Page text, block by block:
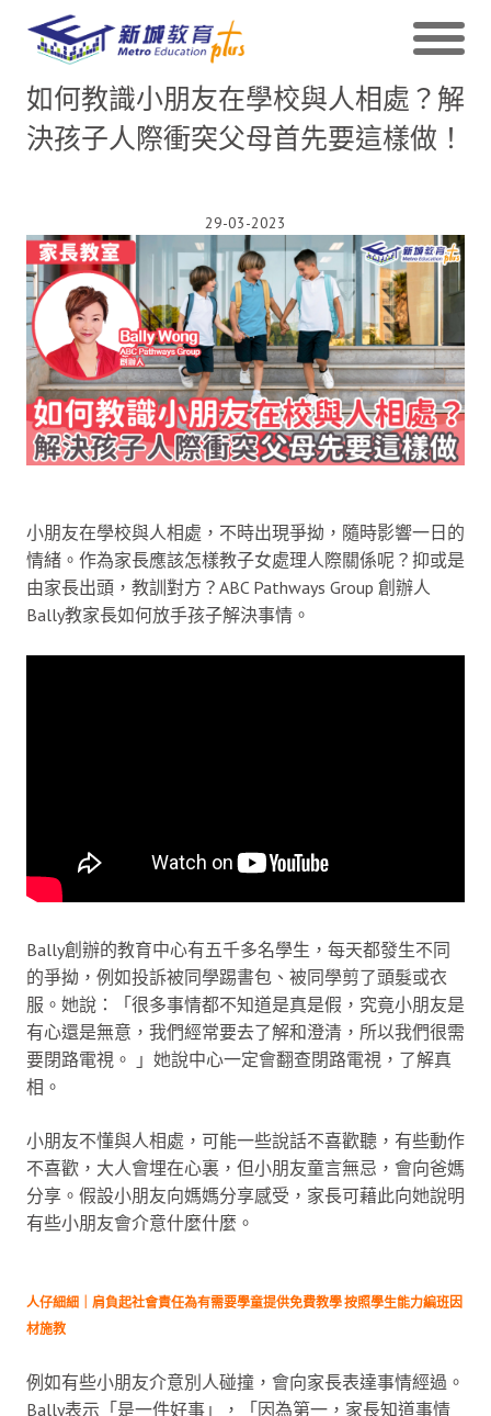
如何教識小朋友在學校與人相處？解
決孩子人際衝突父母首先要這樣做！
29-03-2023
小朋友在學校與人相處，不時出現爭拗，隨時影響一日的
情緒。作為家長應該怎樣教子女處理人際關係呢？抑或是
由家長出頭，教訓對方？ABC Pathways Group 創辦人
Bally教家長如何放手孩子解決事情。
Bally創辦的教育中心有五千多名學生，每天都發生不同
的爭拗，例如投訴被同學踢書包、被同學剪了頭髮或衣
服。她說：「很多事情都不知道是真是假，究竟小朋友是
有心還是無意，我們經常要去了解和澄清，所以我們很需
要閉路電視。 」她說中心一定會翻查閉路電視，了解真
相。
小朋友不懂與人相處，可能一些說話不喜歡聽，有些動作
不喜歡，大人會埋在心裏，但小朋友童言無忌，會向爸媽
分享。假設小朋友向媽媽分享感受，家長可藉此向她說明
有些小朋友會介意什麼什麼。
人仔細細｜肩負起社會責任為有需要學童提供免費教學 按照學生能力編班因
材施教
例如有些小朋友介意別人碰撞，會向家長表達事情經過。
Bally表示「是一件好事」，「因為第一，家長知道事情